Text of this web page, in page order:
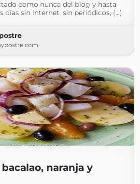
como nunca del blog y hasta
días sin internet, sin periódicos, (...)
naranja y